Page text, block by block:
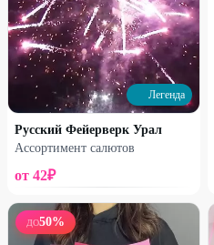
Набирает высоту
Французская роза в корзине
2170
25%
Легенда
Русский Фейерверк Урал
Ассортимент салютов
от 42₽
ДО50%